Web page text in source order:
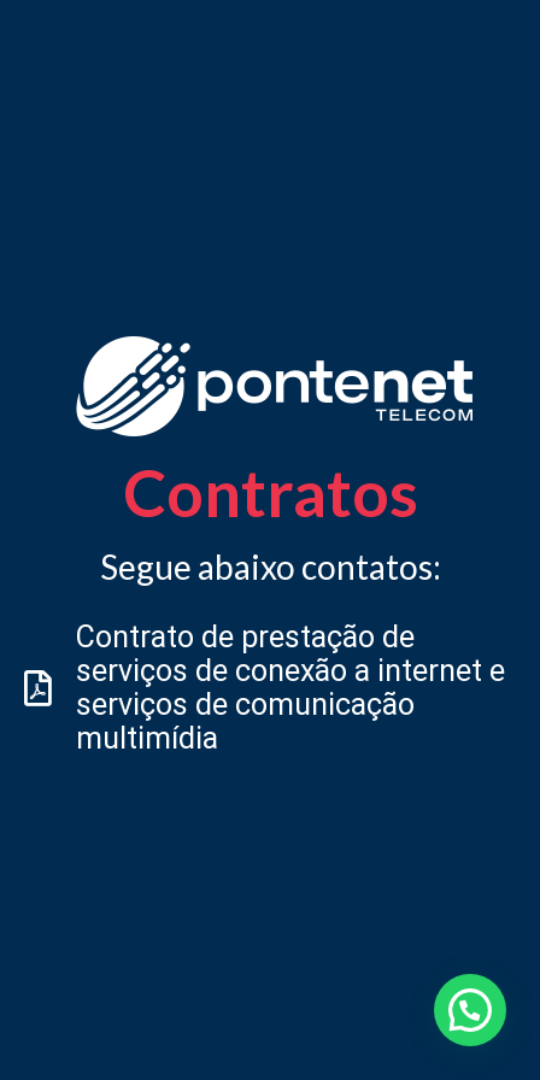
Contratos
Segue abaixo contatos:
Contrato de prestação de
serviços de conexão a internet e
serviços de comunicação
multimídia